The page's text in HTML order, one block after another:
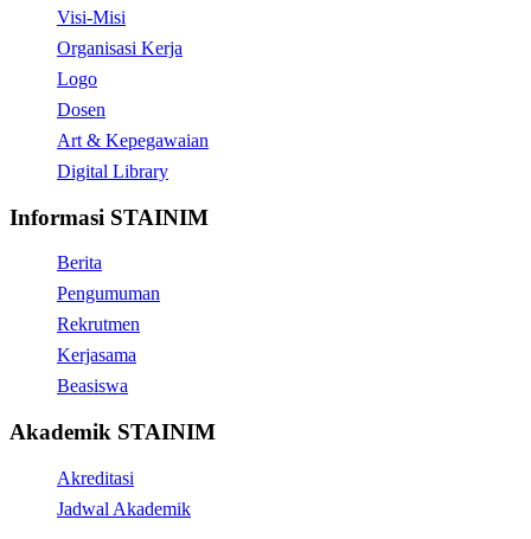
Visi-Misi
Organisasi Kerja
Logo
Dosen
Art & Kepegawaian
Digital Library
Informasi STAINIM
Berita
Pengumuman
Rekrutmen
Kerjasama
Beasiswa
Akademik STAINIM
Akreditasi
Jadwal Akademik